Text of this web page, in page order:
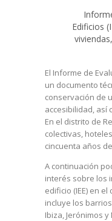
Edificios
El Informe de
un documento
conservación de
accesibilidad, así
En el distrito de
colectivas,
cincuenta años
A continuación
interés sobre los
edificio (IEE) en
incluye los
Ibiza, Jerónimos